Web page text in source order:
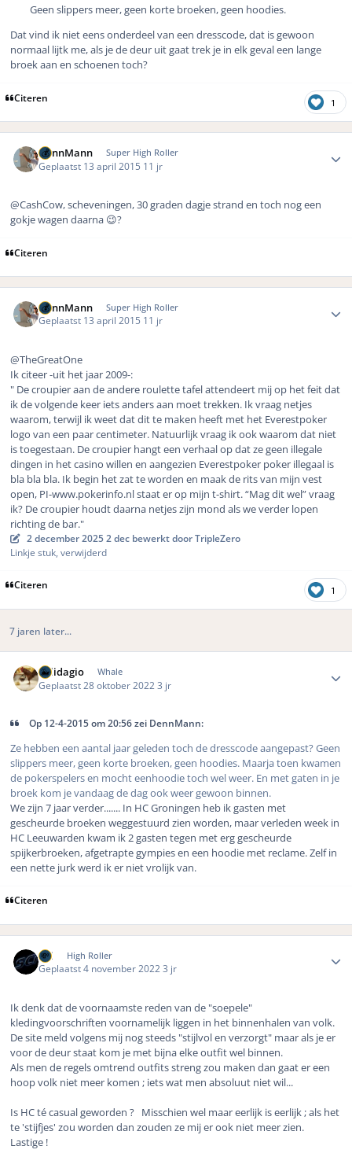
Geen slippers meer, geen korte broeken, geen hoodies.
Dat vind ik niet eens onderdeel van een dresscode, dat is gewoon
normaal lijtk me, als je de deur uit gaat trek je in elk geval een lange
broek aan en schoenen toch?
Citeren 1
DennMann Super High Roller
Geplaatst 13 april 2015 11 jr
@CashCow, scheveningen, 30 graden dagje strand en toch nog een
gokje wagen daarna 😉?
Citeren
DennMann Super High Roller
Geplaatst 13 april 2015 11 jr
@TheGreatOne
Ik citeer -uit het jaar 2009-:
" De croupier aan de andere roulette tafel attendeert mij op het feit dat
ik de volgende keer iets anders aan moet trekken. Ik vraag netjes
waarom, terwijl ik weet dat dit te maken heeft met het Everestpoker
logo van een paar centimeter. Natuurlijk vraag ik ook waarom dat niet
is toegestaan. De croupier hangt een verhaal op dat ze geen illegale
dingen in het casino willen en aangezien Everestpoker poker illegaal is
bla bla bla. Ik begin het zat te worden en maak de rits van mijn vest
open, PI-www.pokerinfo.nl staat er op mijn t-shirt. “Mag dit wel” vraag
ik? De croupier houdt daarna netjes zijn mond als we verder lopen
richting de bar."
2 december 20252 dec bewerkt door TripleZero
Linkje stuk, verwijderd
Citeren 1
7 jaren later...
Solidagio Whale
Geplaatst 28 oktober 2022 3 jr
Op 12-4-2015 om 20:56 zei DennMann:
Ze hebben een aantal jaar geleden toch de dresscode aangepast? Geen
slippers meer, geen korte broeken, geen hoodies. Maarja toen kwamen
de pokerspelers en mocht eenhoodie toch wel weer. En met gaten in je
broek kom je vandaag de dag ook weer gewoon binnen.
We zijn 7 jaar verder....... In HC Groningen heb ik gasten met
gescheurde broeken weggestuurd zien worden, maar verleden week in
HC Leeuwarden kwam ik 2 gasten tegen met erg gescheurde
spijkerbroeken, afgetrapte gympies en een hoodie met reclame. Zelf in
een nette jurk werd ik er niet vrolijk van.
Citeren
SCi High Roller
Geplaatst4 november 2022 3 jr
Ik denk dat de voornaamste reden van de "soepele"
kledingvoorschriften voornamelijk liggen in het binnenhalen van volk.
De site meld volgens mij nog steeds "stijlvol en verzorgt" maar als je er
voor de deur staat kom je met bijna elke outfit wel binnen.
Als men de regels omtrend outfits streng zou maken dan gaat er een
hoop volk niet meer komen ; iets wat men absoluut niet wil...
Is HC té casual geworden ? Misschien wel maar eerlijk is eerlijk ; als het
te 'stijfjes' zou worden dan zouden ze mij er ook niet meer zien.
Lastige !